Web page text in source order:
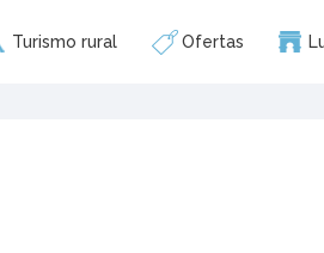
Turismo rural Ofertas